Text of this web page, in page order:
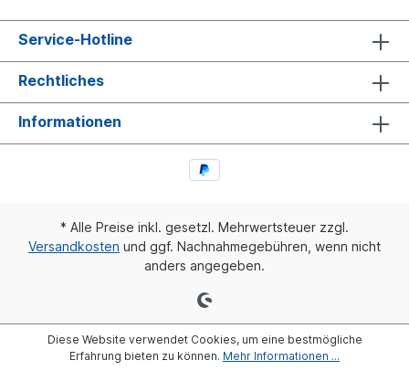
Service-Hotline
Rechtliches
Informationen
* Alle Preise inkl. gesetzl. Mehrwertsteuer zzgl.
Versandkosten und ggf. Nachnahmegebühren, wenn nicht
anders angegeben.
Diese Website verwendet Cookies, um eine bestmögliche
Erfahrung bieten zu können. Mehr Informationen ...